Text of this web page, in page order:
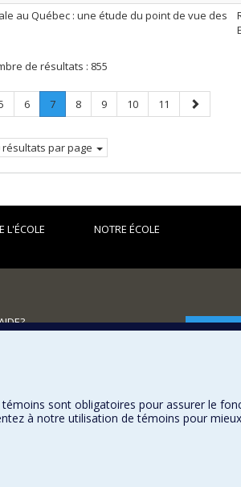
au Québec : une étude du point de vue des
de résultats : 855
Page
6 Page
7.
Page
Page
8 Page
9 Page
10 Page
11
Page
suivante
résultats par page
L'ÉCOLE NOTRE ÉCOLE
FACULTÉ
Nos
sont obligatoires pour assurer le
à notre utilisation de témoins pour